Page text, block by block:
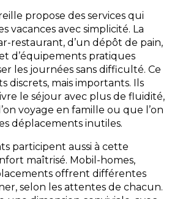
Les infos pratiques
propose des services qui
vacances avec simplicité. La
restaurant, d’un dépôt de pain,
d’équipements pratiques
les journées sans difficulté. Ce
discrets, mais importants. Ils
le séjour avec plus de fluidité,
voyage en famille ou que l’on
déplacements inutiles.
participent aussi à cette
maîtrisé. Mobil-homes,
offrent différentes
selon les attentes de chacun.